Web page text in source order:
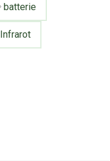
batterie
Infrarot